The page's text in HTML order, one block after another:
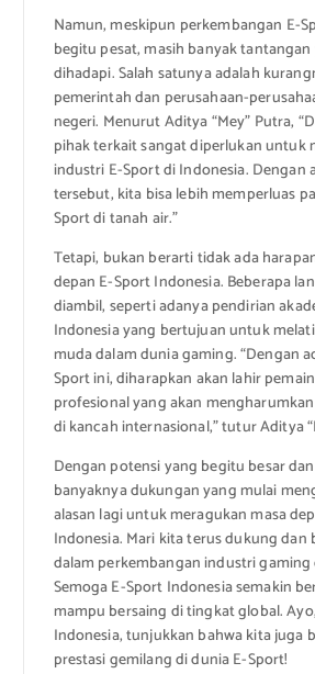
Namun, meskipun perkembangan E-
begitu pesat, masih banyak
dihadapi. Salah satunya adalah
pemerintah dan perusahaan-
negeri. Menurut Aditya “Mey” Putra,
pihak terkait sangat diperlukan untuk
industri E-Sport di Indonesia. Dengan
tersebut, kita bisa lebih memperluas
Sport di tanah air.”
Tetapi, bukan berarti tidak ada
depan E-Sport Indonesia. Beberapa
diambil, seperti adanya pendirian
Indonesia yang bertujuan untuk
muda dalam dunia gaming. “Dengan
Sport ini, diharapkan akan lahir
profesional yang akan
di kancah internasional,” tutur Aditya
Dengan potensi yang begitu besar
banyaknya dukungan yang mulai
alasan lagi untuk meragukan masa
Indonesia. Mari kita terus dukung dan
dalam perkembangan industri gaming
Semoga E-Sport Indonesia semakin
mampu bersaing di tingkat global.
Indonesia, tunjukkan bahwa kita juga
prestasi gemilang di dunia E-Sport!